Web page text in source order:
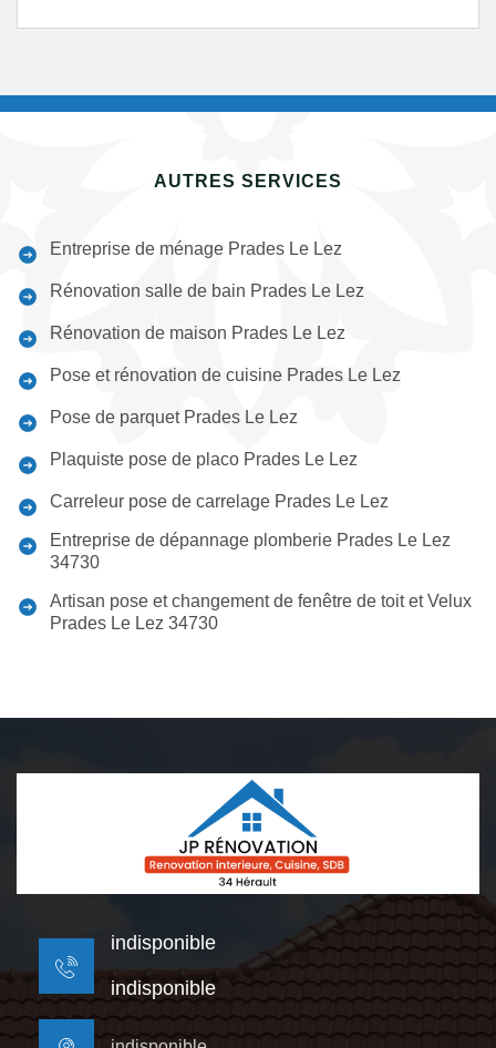
AUTRES SERVICES
Entreprise de ménage Prades Le Lez
Rénovation salle de bain Prades Le Lez
Rénovation de maison Prades Le Lez
Pose et rénovation de cuisine Prades Le Lez
Pose de parquet Prades Le Lez
Plaquiste pose de placo Prades Le Lez
Carreleur pose de carrelage Prades Le Lez
Entreprise de dépannage plomberie Prades Le Lez
34730
Artisan pose et changement de fenêtre de toit et Velux
Prades Le Lez 34730
indisponible
indisponible